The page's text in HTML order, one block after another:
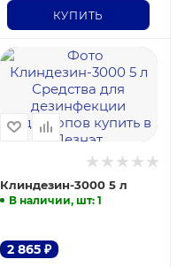
КУПИТЬ
Клиндезин-3000 5 л
В наличии, шт: 1
2 865₽